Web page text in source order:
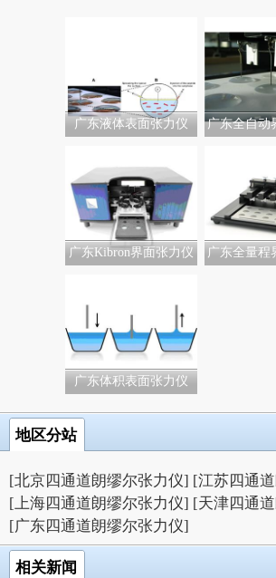
广东液体表面张力仪 广东全自动
广东Kibron界面张力仪 广东全量程
广东体积表面张力仪
地区分站
[北京四通道朗缪尔张力仪] [江苏四通
[上海四通道朗缪尔张力仪] [天津四通
[广东四通道朗缪尔张力仪]
相关新闻